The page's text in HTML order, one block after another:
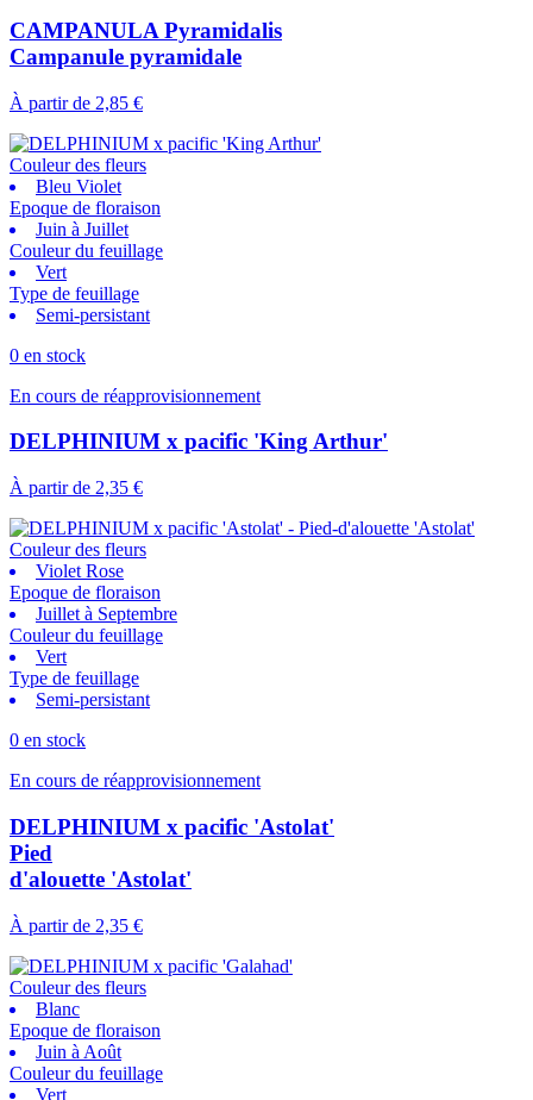
CAMPANULA Pyramidalis
Campanule pyramidale
À partir de 2,85 €
Couleur des fleurs
Bleu Violet
Epoque de floraison
Juin à Juillet
Couleur du feuillage
Vert
Type de feuillage
Semi-persistant
0 en stock
En cours de réapprovisionnement
DELPHINIUM x pacific 'King Arthur'
À partir de 2,35 €
Couleur des fleurs
Violet Rose
Epoque de floraison
Juillet à Septembre
Couleur du feuillage
Vert
Type de feuillage
Semi-persistant
0 en stock
En cours de réapprovisionnement
DELPHINIUM x pacific 'Astolat'
Pied
d'alouette 'Astolat'
À partir de 2,35 €
Couleur des fleurs
Blanc
Epoque de floraison
Juin à Août
Couleur du feuillage
Vert